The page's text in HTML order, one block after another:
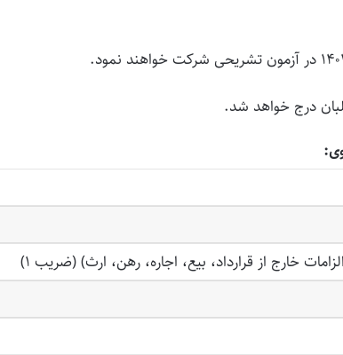
از قرارداد، بیع، اجاره، رهن، ارث) (ضریب ۱)